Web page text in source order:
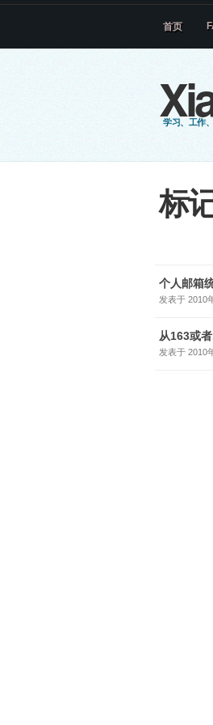
学习、工作
首页
标
个人邮箱
发表于 2010
从163或
发表于 2010